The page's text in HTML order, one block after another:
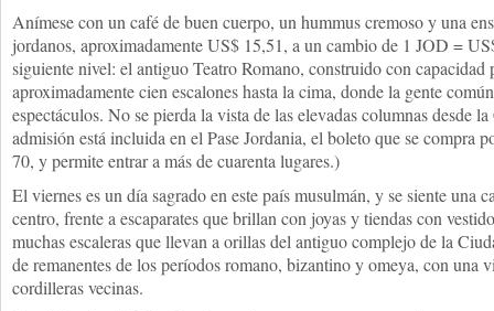
Anímese con un café de buen cuerpo, un hummus cremoso y una
jordanos, aproximadamente US$ 15,51, a un cambio de 1 JOD =
siguiente nivel: el antiguo Teatro Romano, construido con capacidad
aproximadamente cien escalones hasta la cima, donde la gente
espectáculos. No se pierda la vista de las elevadas columnas desde
admisión está incluida en el Pase Jordania, el boleto que se compra
70, y permite entrar a más de cuarenta lugares.)
El viernes es un día sagrado en este país musulmán, y se siente una
centro, frente a escaparates que brillan con joyas y tiendas con
muchas escaleras que llevan a orillas del antiguo complejo de la
de remanentes de los períodos romano, bizantino y omeya, con una
cordilleras vecinas.